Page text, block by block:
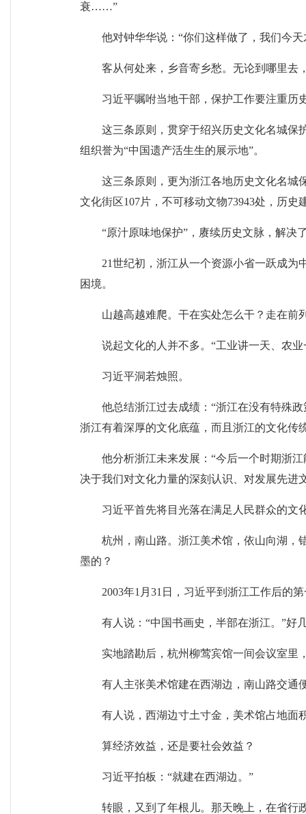
衰……”
他对钟华华说：“你们这样做了，我们今
客从何处来，乡音寄乡愁。无论到哪里去
习近平嘱咐当地干部，保护工作要注重历
这三条原则，贯穿于绍兴历史文化名城保
组织誉为“中国遗产活生生的展示地”。
这三条原则，更为浙江各地历史文化名城
文化街区107片，不可移动文物73943处，历
“原汁原味地保护”，赓续历史文脉，解决
21世纪初，浙江从一个资源小省一跃成为
困境。
山越高越难爬。干在实处怎么干？走在前
说起文化的人并不多。“工业讲一天、农
习近平洞若烛照。
他总结浙江过去成绩：“浙江在没有特殊
浙江有着深厚的文化底蕴，而且浙江的文化传
他分析浙江未来发展：“今后一个时期浙
决于我们对文化力量的深刻认识、对发展先进
习近平首先将目光落在满足人民群众的
杭州，南山路。浙江美术馆，依山向湖，
墨的？
2003年1月31日，习近平到浙江工作后的
有人说：“中国书画史，半部在浙江。”好
实地踏勘后，杭州柳莺宾馆一间会议室
有人主张美术馆建在西湖边，南山路交通
有人说，西湖边寸土寸金，美术馆占地
算经济效益，还是要社会效益？
习近平拍板：“就建在西湖边。”
转眼，又到了年根儿。那天晚上，在省行